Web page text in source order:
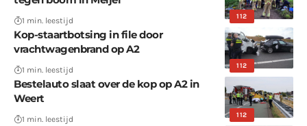
112
1 min. leestijd
112
Kop-staartbotsing in file door
vrachtwagenbrand op A2
1 min. leestijd
112
Bestelauto slaat over de kop op A2 in
Weert
1 min. leestijd